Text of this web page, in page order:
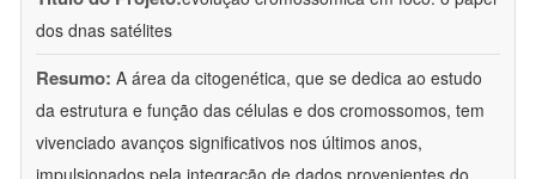
dos dnas satélites
Resumo: A área da citogenética, que se dedica ao estudo
da estrutura e função das células e dos cromossomos, tem
vivenciado avanços significativos nos últimos anos,